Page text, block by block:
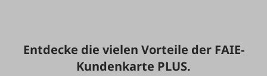
Entdecke die vielen Vorteile der FAIE-
Kundenkarte PLUS.